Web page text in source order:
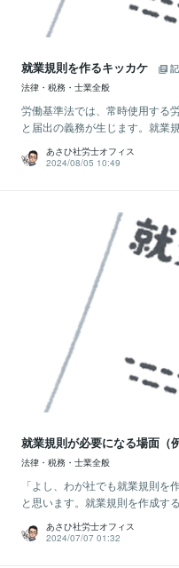
就業規則を作るキッカケ
法律・税務・士業全般
労働基準法では、常時使用する
と届出の義務が生じます。就業
あさひ社労士オフィス
2024/08/05 10:49
就業規則が必要になる場面（
法律・税務・士業全般
「よし、わが社でも就業規則
と思います。就業規則を作成す
あさひ社労士オフィス
2024/07/07 01:32